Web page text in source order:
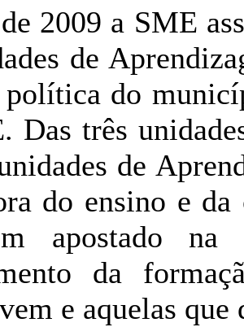
2009 a SME
de
política do
Das três
de
do ensino e
apostado na
da
e aquelas